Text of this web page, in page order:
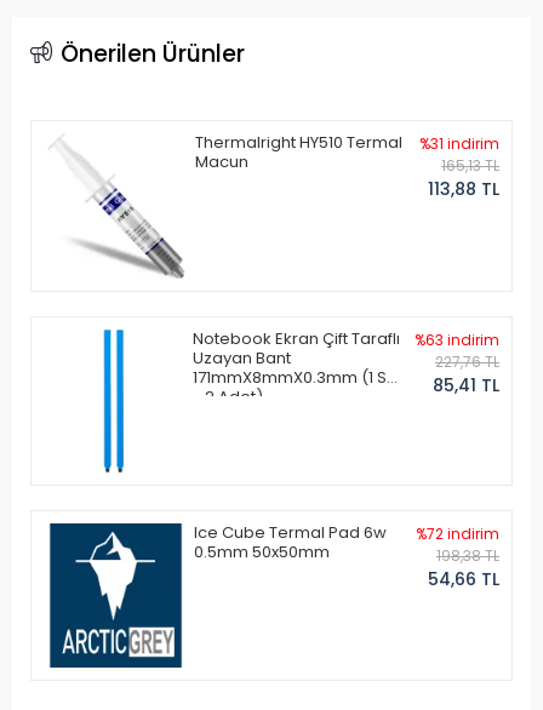
Önerilen Ürünler
Thermalright HY510 Termal
Macun
%31 indirim
165,13 TL
113,88 TL
Notebook Ekran Çift Taraflı
Uzayan Bant
171mmX8mmX0.3mm (1 Set
- 2 Adet)
%63 indirim
227,76 TL
85,41 TL
Ice Cube Termal Pad 6w
0.5mm 50x50mm
%72 indirim
198,38 TL
54,66 TL